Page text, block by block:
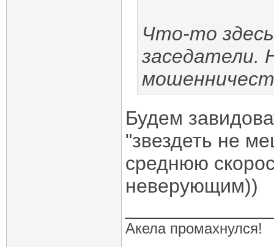
Что-то
заседатели.
Будем
"звездеть не
среднюю
неверующим))
Акела промахнулся!